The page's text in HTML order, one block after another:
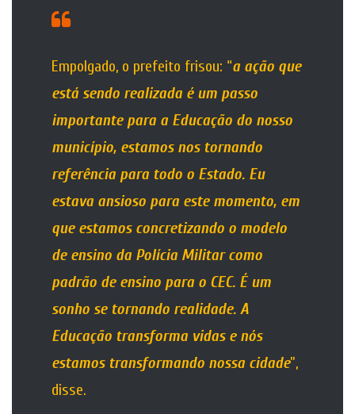
Empolgado, o prefeito frisou: “a ação que
está sendo realizada é um passo
importante para a Educação do nosso
município, estamos nos tornando
referência para todo o Estado. Eu
estava ansioso para este momento, em
que estamos concretizando o modelo
de ensino da Polícia Militar como
padrão de ensino para o CEC. É um
sonho se tornando realidade. A
Educação transforma vidas e nós
estamos transformando nossa cidade”,
disse.